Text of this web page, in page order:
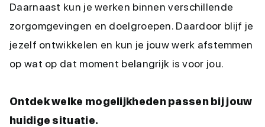
Daarnaast kun je werken binnen verschillende
zorgomgevingen en doelgroepen. Daardoor blijf je
jezelf ontwikkelen en kun je jouw werk afstemmen
op wat op dat moment belangrijk is voor jou.
Ontdek welke mogelijkheden passen bij jouw
huidige situatie.